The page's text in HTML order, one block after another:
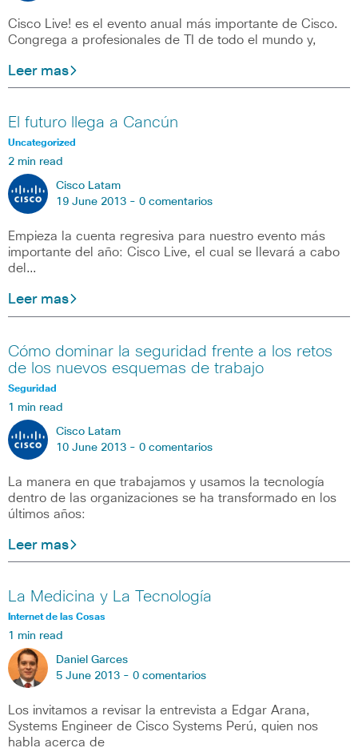
Cisco Live! es el evento anual más importante de Cisco.
Congrega a profesionales de TI de todo el mundo y,
Leer mas
El futuro llega a Cancún
Uncategorized
2 min read
Cisco Latam
19 June 2013 - 0 comentarios
Empieza la cuenta regresiva para nuestro evento más
importante del año: Cisco Live, el cual se llevará a cabo
del…
Leer mas
Cómo dominar la seguridad frente a los retos
de los nuevos esquemas de trabajo
Seguridad
1 min read
Cisco Latam
10 June 2013 - 0 comentarios
La manera en que trabajamos y usamos la tecnología
dentro de las organizaciones se ha transformado en los
últimos años:
Leer mas
La Medicina y La Tecnología
Internet de las Cosas
1 min read
Daniel Garces
5 June 2013 - 0 comentarios
Los invitamos a revisar la entrevista a Edgar Arana,
Systems Engineer de Cisco Systems Perú, quien nos
habla acerca de